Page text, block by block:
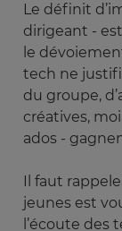
Le définit
dirigeant -
le
tech ne
du groupe,
créatives,
ados -
Il faut
jeunes est
l’écoute des